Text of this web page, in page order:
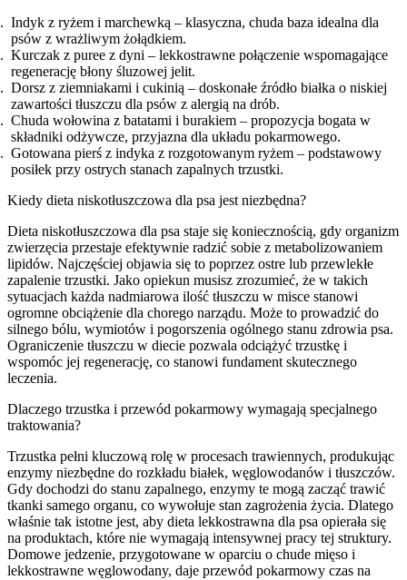
Indyk z ryżem i marchewką – klasyczna, chuda baza idealna dla
psów z wrażliwym żołądkiem.
Kurczak z puree z dyni – lekkostrawne połączenie wspomagające
regenerację błony śluzowej jelit.
Dorsz z ziemniakami i cukinią – doskonałe źródło białka o niskiej
zawartości tłuszczu dla psów z alergią na drób.
Chuda wołowina z batatami i burakiem – propozycja bogata w
składniki odżywcze, przyjazna dla układu pokarmowego.
Gotowana pierś z indyka z rozgotowanym ryżem – podstawowy
posiłek przy ostrych stanach zapalnych trzustki.
Kiedy dieta niskotłuszczowa dla psa jest niezbędna?
Dieta niskotłuszczowa dla psa staje się koniecznością, gdy organizm
zwierzęcia przestaje efektywnie radzić sobie z metabolizowaniem
lipidów. Najczęściej objawia się to poprzez ostre lub przewlekłe
zapalenie trzustki. Jako opiekun musisz zrozumieć, że w takich
sytuacjach każda nadmiarowa ilość tłuszczu w misce stanowi
ogromne obciążenie dla chorego narządu. Może to prowadzić do
silnego bólu, wymiotów i pogorszenia ogólnego stanu zdrowia psa.
Ograniczenie tłuszczu w diecie pozwala odciążyć trzustkę i
wspomóc jej regenerację, co stanowi fundament skutecznego
leczenia.
Dlaczego trzustka i przewód pokarmowy wymagają specjalnego
traktowania?
Trzustka pełni kluczową rolę w procesach trawiennych, produkując
enzymy niezbędne do rozkładu białek, węglowodanów i tłuszczów.
Gdy dochodzi do stanu zapalnego, enzymy te mogą zacząć trawić
tkanki samego organu, co wywołuje stan zagrożenia życia. Dlatego
właśnie tak istotne jest, aby dieta lekkostrawna dla psa opierała się
na produktach, które nie wymagają intensywnej pracy tej struktury.
Domowe jedzenie, przygotowane w oparciu o chude mięso i
lekkostrawne węglowodany, daje przewód pokarmowy czas na